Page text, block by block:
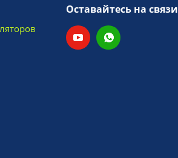
Оставайтесь на связи